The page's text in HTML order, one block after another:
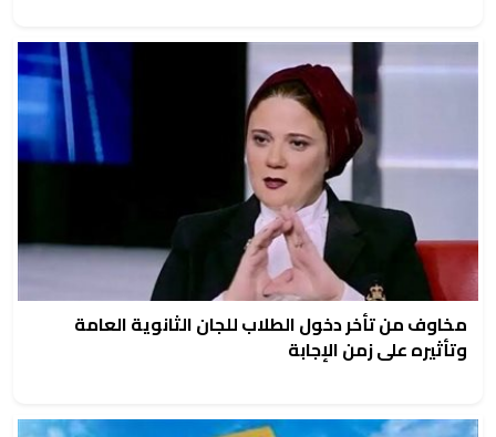
مخاوف من تأخر دخول الطلاب للجان الثانوية العامة
وتأثيره على زمن الإجابة